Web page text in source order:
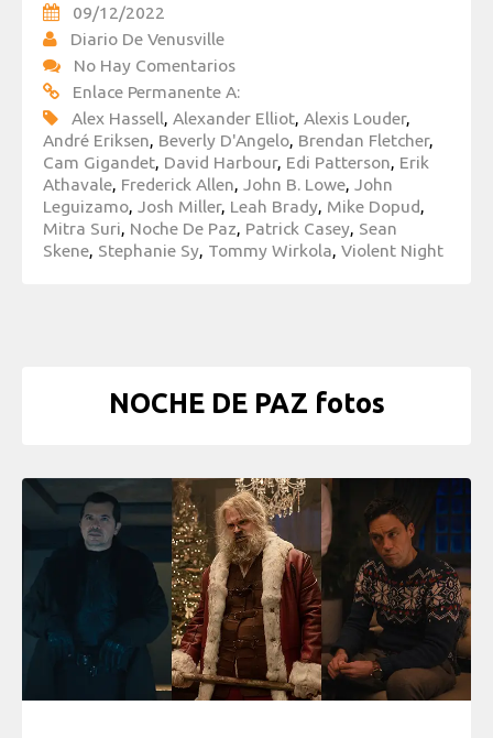
09/12/2022
Diario De Venusville
No Hay Comentarios
Enlace Permanente A:
Alex Hassell, Alexander Elliot, Alexis Louder,
André Eriksen, Beverly D'Angelo, Brendan Fletcher,
Cam Gigandet, David Harbour, Edi Patterson, Erik
Athavale, Frederick Allen, John B. Lowe, John
Leguizamo, Josh Miller, Leah Brady, Mike Dopud,
Mitra Suri, Noche De Paz, Patrick Casey, Sean
Skene, Stephanie Sy, Tommy Wirkola, Violent Night
NOCHE DE PAZ fotos